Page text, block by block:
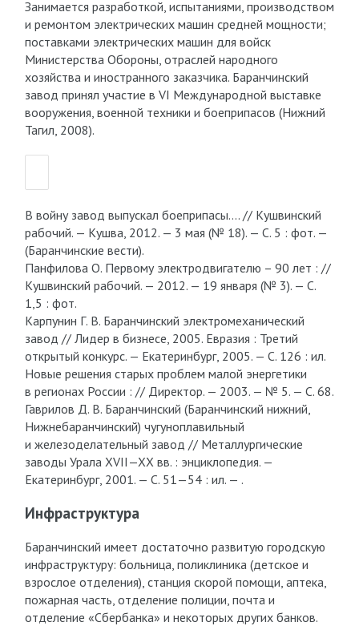
Занимается разработкой, испытаниями, производством
и ремонтом электрических машин средней мощности;
поставками электрических машин для войск
Министерства Обороны, отраслей народного
хозяйства и иностранного заказчика. Баранчинский
завод принял участие в VI Международной выставке
вооружения, военной техники и боеприпасов (Нижний
Тагил, 2008).
В войну завод выпускал боеприпасы…. // Кушвинский
рабочий. — Кушва, 2012. — 3 мая (№ 18). — С. 5 : фот. —
(Баранчинские вести).
Панфилова О. Первому электродвигателю – 90 лет : //
Кушвинский рабочий. — 2012. — 19 января (№ 3). — С.
1,5 : фот.
Карпунин Г. В. Баранчинский электромеханический
завод // Лидер в бизнесе, 2005. Евразия : Третий
открытый конкурс. — Екатеринбург, 2005. — С. 126 : ил.
Новые решения старых проблем малой энергетики
в регионах России : // Директор. — 2003. — № 5. — С. 68.
Гаврилов Д. В. Баранчинский (Баранчинский нижний,
Нижнебаранчинский) чугуноплавильный
и железоделательный завод // Металлургические
заводы Урала XVII—XX вв. : энциклопедия. —
Екатеринбург, 2001. — С. 51—54 : ил. — .
Инфраструктура
Баранчинский имеет достаточно развитую городскую
инфраструктуру: больница, поликлиника (детское и
взрослое отделения), станция скорой помощи, аптека,
пожарная часть, отделение полиции, почта и
отделение «Сбербанка» и некоторых других банков.